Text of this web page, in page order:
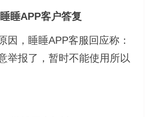
睡睡APP客户答复
，睡睡APP客服回应称：
举报了，暂时不能使用所以